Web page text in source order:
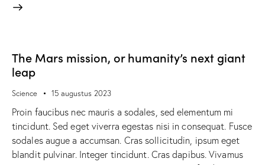
The Mars mission, or humanity’s next giant
leap
Science 15 augustus 2023
Proin faucibus nec mauris a sodales, sed elementum mi
tincidunt. Sed eget viverra egestas nisi in consequat. Fusce
sodales augue a accumsan. Cras sollicitudin, ipsum eget
blandit pulvinar. Integer tincidunt. Cras dapibus. Vivamus